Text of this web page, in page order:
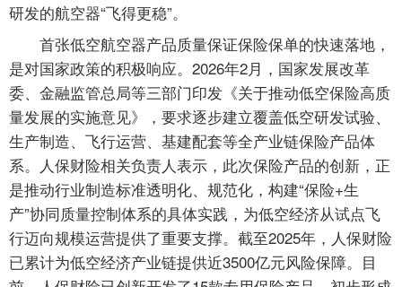
研发的航空器“飞得更稳”。
首张低空航空器产品质量保证保险保单的快速落地，
是对国家政策的积极响应。2026年2月，国家发展改革
委、金融监管总局等三部门印发《关于推动低空保险高质
量发展的实施意见》，要求逐步建立覆盖低空研发试验、
生产制造、飞行运营、基建配套等全产业链保险产品体
系。人保财险相关负责人表示，此次保险产品的创新，正
是推动行业制造标准透明化、规范化，构建“保险+生
产”协同质量控制体系的具体实践，为低空经济从试点飞
行迈向规模运营提供了重要支撑。截至2025年，人保财险
已累计为低空经济产业链提供近3500亿元风险保障。目